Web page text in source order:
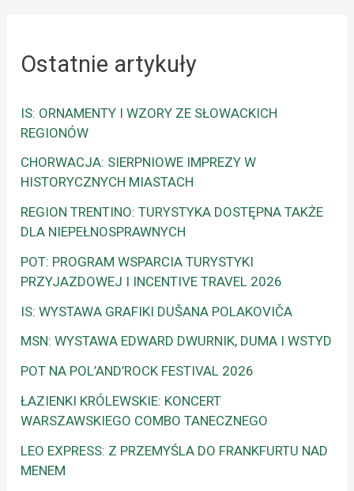
Ostatnie artykuły
IS: ORNAMENTY I WZORY ZE SŁOWACKICH
REGIONÓW
CHORWACJA: SIERPNIOWE IMPREZY W
HISTORYCZNYCH MIASTACH
REGION TRENTINO: TURYSTYKA DOSTĘPNA TAKŻE
DLA NIEPEŁNOSPRAWNYCH
POT: PROGRAM WSPARCIA TURYSTYKI
PRZYJAZDOWEJ I INCENTIVE TRAVEL 2026
IS: WYSTAWA GRAFIKI DUŠANA POLAKOVIČA
MSN: WYSTAWA EDWARD DWURNIK, DUMA I WSTYD
POT NA POL’AND’ROCK FESTIVAL 2026
ŁAZIENKI KRÓLEWSKIE: KONCERT
WARSZAWSKIEGO COMBO TANECZNEGO
LEO EXPRESS: Z PRZEMYŚLA DO FRANKFURTU NAD
MENEM